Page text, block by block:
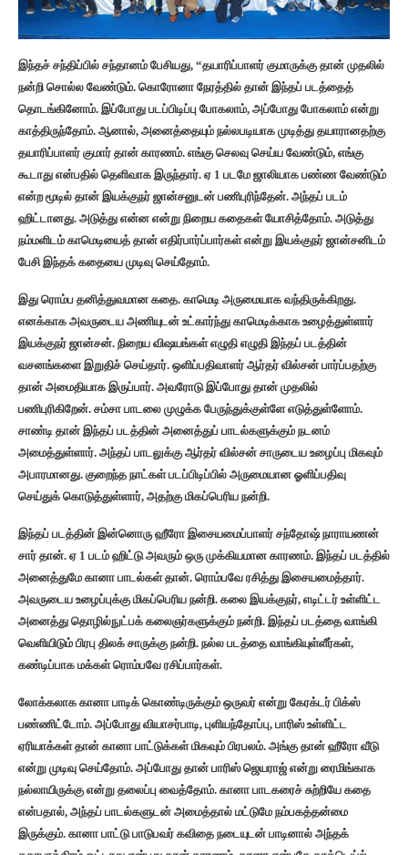
இந்தச் சந்திப்பில் சந்தானம் பேசியது, “தயாரிப்பாளர் குமாருக்கு தான் முதலில்
நன்றி சொல்ல வேண்டும். கொரோனா நேரத்தில் தான் இந்தப் படத்தைத்
தொடங்கினோம். இப்போது படப்பிடிப்பு போகலாம், அப்போது போகலாம் என்று
காத்திருந்தோம். ஆனால், அனைத்தையும் நல்லபடியாக முடித்து தயாரானதற்கு
தயாரிப்பாளர் குமார் தான் காரணம். எங்கு செலவு செய்ய வேண்டும், எங்கு
கூடாது என்பதில் தெளிவாக இருந்தார். ஏ 1 படமே ஜாலியாக பண்ண வேண்டும்
என்ற மூடில் தான் இயக்குநர் ஜான்சனுடன் பணிபுரிந்தேன். அந்தப் படம்
ஹிட்டானது. அடுத்து என்ன என்று நிறைய கதைகள் யோசித்தோம். அடுத்து
நம்மளிடம் காமெடியைத் தான் எதிர்பார்ப்பார்கள் என்று இயக்குநர் ஜான்சனிடம்
பேசி இந்தக் கதையை முடிவு செய்தோம்.
இது ரொம்ப தனித்துவமான கதை. காமெடி அருமையாக வந்திருக்கிறது.
எனக்காக அவருடைய அணியுடன் உட்கார்ந்து காமெடிக்காக உழைத்துள்ளார்
இயக்குநர் ஜான்சன். நிறைய விஷயங்கள் எழுதி எழுதி இந்தப் படத்தின்
வசனங்களை இறுதிச் செய்தார். ஒளிப்பதிவாளர் ஆர்தர் வில்சன் பார்ப்பதற்கு
தான் அமைதியாக இருப்பார். அவரோடு இப்போது தான் முதலில்
பணிபுரிகிறேன். சம்சா பாடலை முழுக்க பேருந்துக்குள்ளே எடுத்துள்ளோம்.
சாண்டி தான் இந்தப் படத்தின் அனைத்துப் பாடல்களுக்கும் நடனம்
அமைத்துள்ளார். அந்தப் பாடலுக்கு ஆர்தர் வில்சன் சாருடைய உழைப்பு மிகவும்
அபாரமானது. குறைந்த நாட்கள் படப்பிடிப்பில் அருமையான ஓளிப்பதிவு
செய்துக் கொடுத்துள்ளார், அதற்கு மிகப்பெரிய நன்றி.
இந்தப் படத்தின் இன்னொரு ஹீரோ இசையமைப்பாளர் சந்தோஷ் நாராயணன்
சார் தான். ஏ 1 படம் ஹிட்டு அவரும் ஒரு முக்கியமான காரணம். இந்தப் படத்தில்
அனைத்துமே கானா பாடல்கள் தான். ரொம்பவே ரசித்து இசையமைத்தார்.
அவருடைய உழைப்புக்கு மிகப்பெரிய நன்றி. கலை இயக்குநர், எடிட்டர் உள்ளிட்ட
அனைத்து தொழில்நுட்பக் கலைஞர்களுக்கும் நன்றி. இந்தப் படத்தை வாங்கி
வெளியிடும் பிரபு திலக் சாருக்கு நன்றி. நல்ல படத்தை வாங்கியுள்ளீர்கள்,
கண்டிப்பாக மக்கள் ரொம்பவே ரசிப்பார்கள்.
லோக்கலாக கானா பாடிக் கொண்டிருக்கும் ஒருவர் என்று கேரக்டர் பிக்ஸ்
பண்ணிட்டோம். அப்போது வியாசர்பாடி, புளியந்தோப்பு, பாரிஸ் உள்ளிட்ட
ஏரியாக்கள் தான் கானா பாட்டுக்கள் மிகவும் பிரபலம். அங்கு தான் ஹீரோ வீடு
என்று முடிவு செய்தோம். அப்போது தான் பாரிஸ் ஜெயராஜ் என்று ரைமிங்காக
நல்லாயிருக்கு என்று தலைப்பு வைத்தோம். கானா பாடகரைச் சுற்றியே கதை
என்பதால், அந்தப் பாடல்களுடன் அமைத்தால் மட்டுமே நம்பகத்தன்மை
இருக்கும். கானா பாட்டு பாடுபவர் கவிதை நடையுடன் பாடினால் அந்தக்